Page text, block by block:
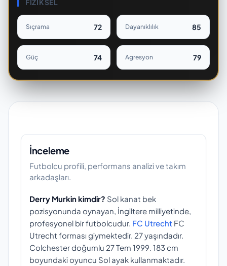
Sıçrama 72 Dayanıklılık 85
Güç 74 Agresyon 79
İnceleme
Futbolcu profili, performans analizi ve takım
arkadaşları.
Derry Murkin kimdir? Sol kanat bek
pozisyonunda oynayan, İngiltere milliyetinde,
profesyonel bir futbolcudur. FC Utrecht FC
Utrecht forması giymektedir. 27 yaşındadır.
Colchester doğumlu 27 Tem 1999. 183 cm
boyundaki oyuncu Sol ayak kullanmaktadır.